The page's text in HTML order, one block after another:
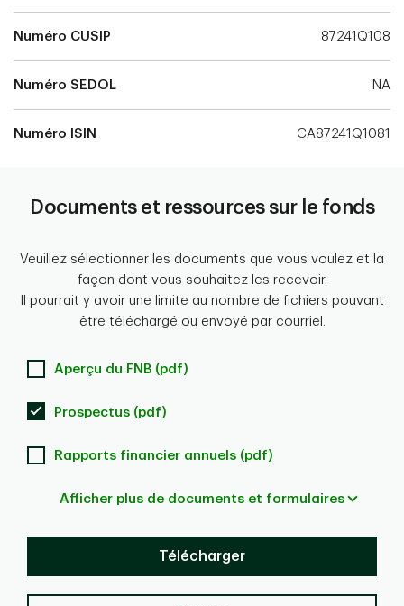
Numéro CUSIP 87241Q108
Numéro SEDOL NA
Numéro ISIN CA87241Q1081
Documents et ressources sur le fonds
Veuillez sélectionner les documents que vous voulez et la
façon dont vous souhaitez les recevoir.
Il pourrait y avoir une limite au nombre de fichiers pouvant
être téléchargé ou envoyé par courriel.
Aperçu du FNB (pdf)
Prospectus (pdf)
Rapports financier annuels (pdf)
Afficher plus de documents et formulaires
Télécharger